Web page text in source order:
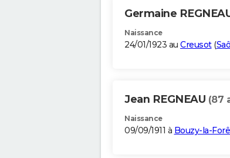
Germaine
Naissance
24/01/1923 au Creusot(
Jean REGNEAU (87
Naissance
09/09/1911 à Bouzy-la-